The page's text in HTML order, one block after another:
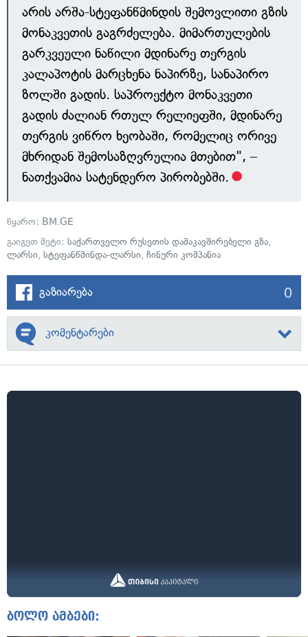
არის არშა-სტეფანწმინდის შემოვლითი გზის
მონაკვეთის გაგრძელება. მიმართულების
გარკვეული ნაწილი მდინარე თერგის
კალაპოტის მარცხენა ნაპირზე, სანაპირო
ზოლში გადის. საპროექტო მონაკვეთი
გადის ძალიან რთულ რელიეფში, მდინარე
თერგის ვიწრო ხეობაში, რომელიც ორივე
მხრიდან შემოსაზღვრულია მთებით", –
ნათქვამია სატენდერო პირობებში.
წყარო: BM.GE
გაიგეთ მეტი: საქართველო რუსეთის დამაკავშირებელი გზა,
ლარსი, სტეფანწმინდა-ლარსი, ჩინური კომპანია
გაზიარება 0
კომენტარები
ბოლო ამბები: